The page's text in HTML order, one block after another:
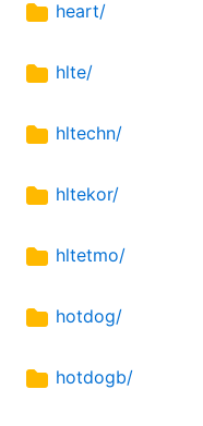
heart/
hlte/
hltechn/
hltekor/
hltetmo/
hotdog/
hotdogb/